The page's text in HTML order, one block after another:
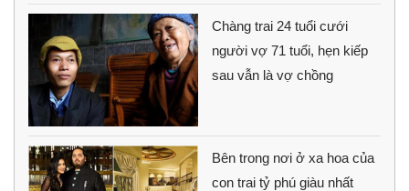
Chàng trai 24 tuổi cưới
người vợ 71 tuổi, hẹn kiếp
sau vẫn là vợ chồng
Bên trong nơi ở xa hoa của
con trai tỷ phú giàu nhất